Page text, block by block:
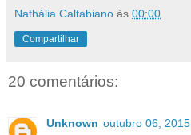
Nathália Caltabiano às 00:00
Compartilhar
20 comentários:
Unknown outubro 06, 2015